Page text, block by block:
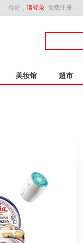
你好， 请登录 免费注册
美妆馆 超市